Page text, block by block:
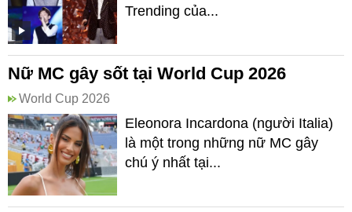
Trending của...
Nữ MC gây sốt tại World Cup 2026
World Cup 2026
Eleonora Incardona (người Italia)
là một trong những nữ MC gây
chú ý nhất tại...